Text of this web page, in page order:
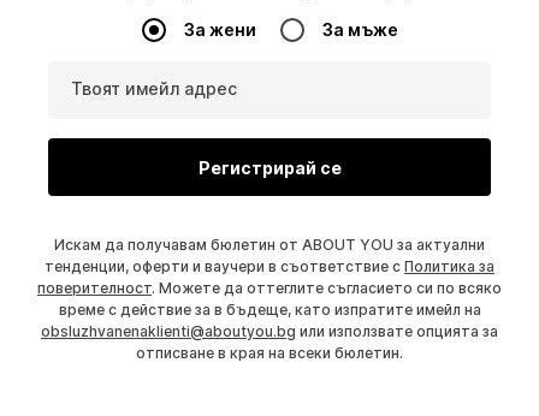
За жени За мъже
Твоят имейл адрес
Регистрирай се
Искам да получавам бюлетин от ABOUT YOU за актуални
тенденции, оферти и ваучери в съответствие с Политика за
поверителност. Можете да оттеглите съгласието си по всяко
време с действие за в бъдеще, като изпратите имейл на
obsluzhvanenaklienti@aboutyou.bg или използвате опцията за
отписване в края на всеки бюлетин.